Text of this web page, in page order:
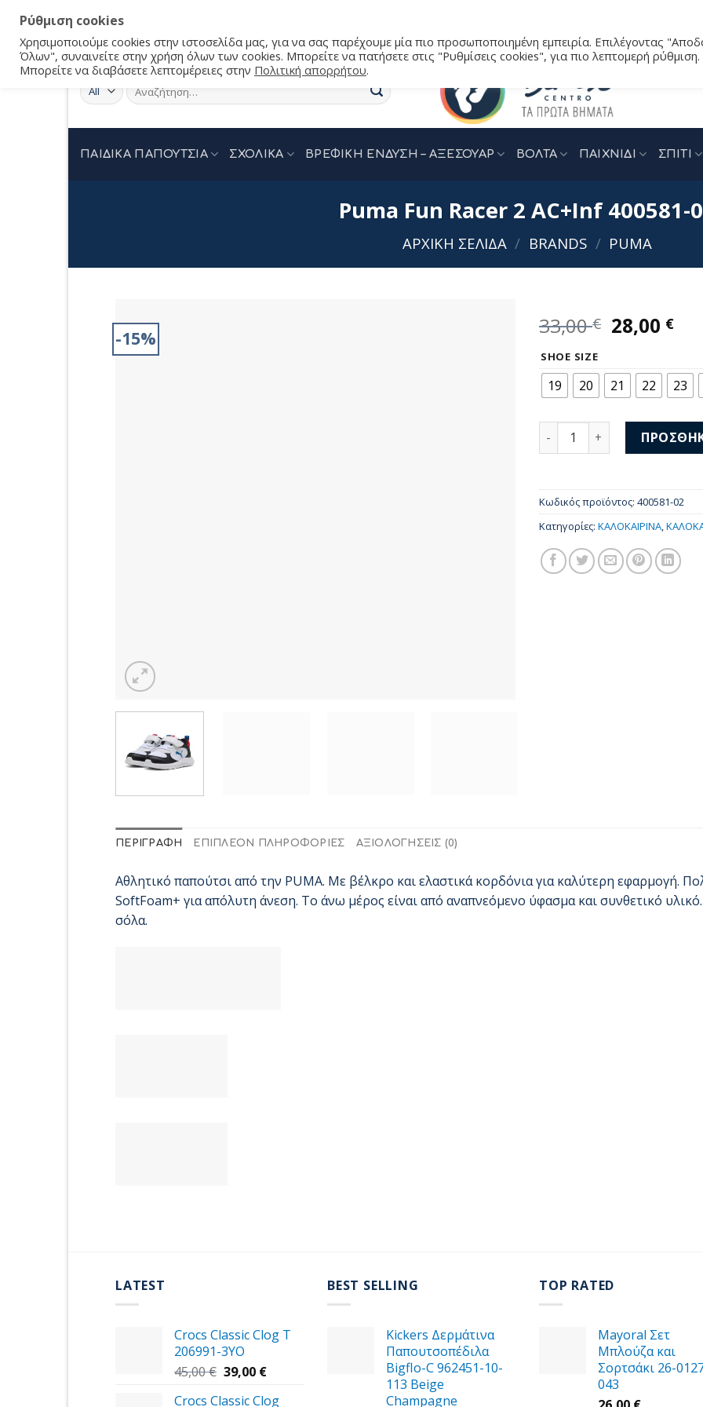
Αναζήτηση
για:
ΠΑΙΔΙΚΑ ΠΑΠΟΥΤΣΙΑ ΣΧΟΛΙΚΑ ΒΡΕΦΙΚΗ ΕΝΔΥΣΗ – ΑΞΕΣΟΥΑΡ ΒΟΛΤΑ ΠΑΙΧΝΙΔΙ ΣΠΙΤΙ
Puma Fun Racer 2 AC+Inf 400581-
ΑΡΧΙΚΉ ΣΕΛΊΔΑ / BRANDS / PUMA
-15% 33,00€ Original
price
33,00 €.
28,00 €Η
SHOE SIZE
19 20 21 22 23
Puma Fun Racer 2 AC+Inf
Κωδικός προϊόντος: 400581-02
Κατηγορίες: ΚΑΛΟΚΑΙΡΙΝΑ,
ΠΕΡΙΓΡΑΦΉ ΕΠΙΠΛΈΟΝ ΠΛΗΡΟΦΟΡΊΕΣ ΑΞΙΟΛΟΓΉΣΕΙΣ (0)
Αθλητικό παπούτσι από την PUMA. Με βέλκρο και ελαστικά κορδόνια για καλύτερη εφαρμογή.
SoftFoam+ για απόλυτη άνεση. Το άνω μέρος είναι από αναπνεόμενο ύφασμα και συνθετικό υλικό.
σόλα.
LATEST
Crocs Classic Clog T
206991-3YΟ
45,00€ Original
was:
39,00 €Η
τιμή
Crocs Classic Clog
BEST SELLING
Kickers Δερμάτινα
Παπουτσοπέδιλα
Bigflo-C 962451-10-
113 Beige
Champagne
TOP RATED
Mayoral Σετ
Μπλούζα και
Σορτσάκι 26-
043
Ρύθμιση cookies
Χρησιμοποιούμε cookies στην ιστοσελίδα μας, για να σας παρέχουμε μία πιο προσωποποιημένη εμπειρία. Επιλέγοντας
Όλων", συναινείτε στην χρήση όλων των cookies. Μπορείτε να πατήσετε στις "Ρυθμίσεις cookies", για πιο λεπτομερή ρύθμιση.
Μπορείτε να διαβάσετε λεπτομέρειες στην Πολιτική απορρήτου.